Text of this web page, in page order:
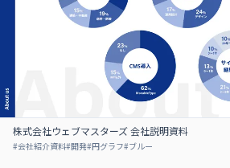
株式会社ウェブマスターズ 会社説明資料
#会社紹介資料#開発#円グラフ#ブルー